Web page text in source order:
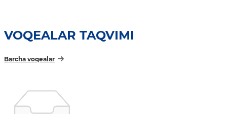
VOQEALAR TAQVIMI
Barcha voqealar